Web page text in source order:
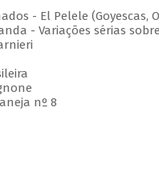
- El Pelele (Goyescas,
- Variações sérias
nº 8